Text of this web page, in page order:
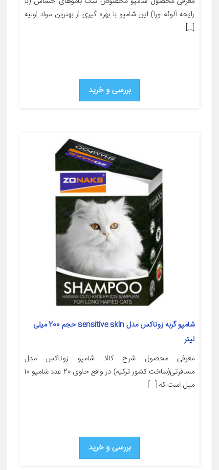
رایحه آلوئه ورا) اين شامپو با بهره گيرى از بهترين مواد اوليه
[…]
بررسی و خرید
شامپو گربه زوناکس مدل sensitive skin حجم 200 میلی
لیتر
معرفی محصول شرح کالا: شامپو زوناکس مدل
مسافرتی(ساخت کشور ترکیه) در واقع حاوی 20 عدد شامپو 10
میل است که […]
بررسی و خرید